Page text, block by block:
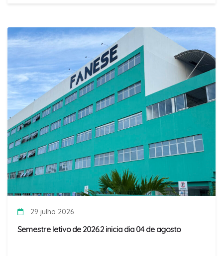
29 julho 2026
Semestre letivo de 2026.2 inicia dia 04 de agosto